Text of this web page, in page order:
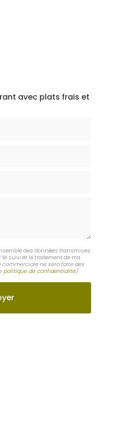
avec plats frais et
des données transmises
suivi et le traitement de ma
commerciale ne sera faite des
politique de confidentialité)